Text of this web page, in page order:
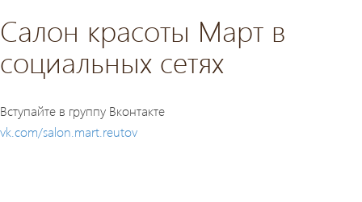
Салон красоты Март в
социальных сетях
Вступайте в группу Вконтакте
vk.com/salon.mart.reutov